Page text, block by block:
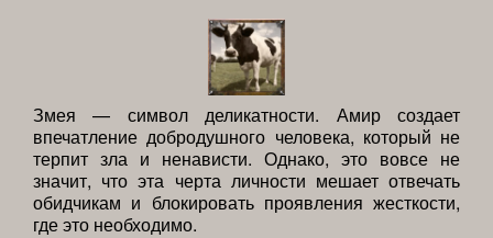
Змея — символ деликатности. Амир создает
впечатление добродушного человека, который не
терпит зла и ненависти. Однако, это вовсе не
значит, что эта черта личности мешает отвечать
обидчикам и блокировать проявления жесткости,
где это необходимо.